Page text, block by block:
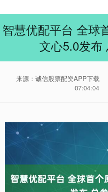
智慧优配平台 全球
文心5.0发布
来源：诚信股票配资APP下载
07:04:04